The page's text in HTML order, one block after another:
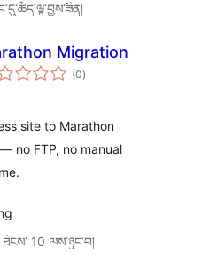
Migration
(0གདེང་
འཇོག་
)
site to Marathon
no FTP, no manual
10 ལས་ཉུང་བ།